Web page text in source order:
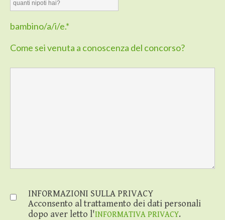
bambino/a/i/e.*
Come sei venuta a conoscenza del concorso?
INFORMAZIONI SULLA PRIVACY
Acconsento al trattamento dei dati personali
dopo aver letto l'INFORMATIVA PRIVACY.